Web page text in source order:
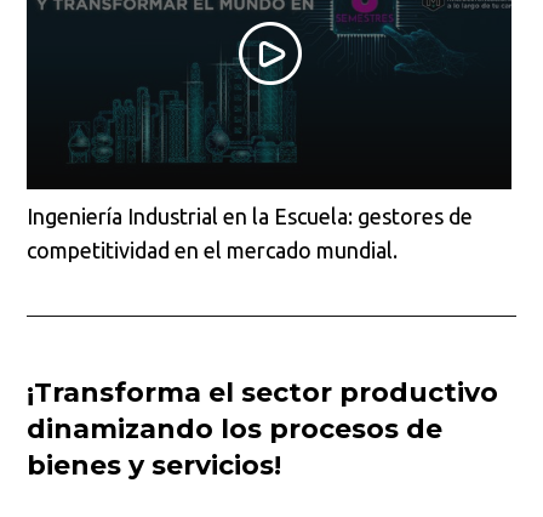
Ingeniería Industrial en la Escuela: gestores de
competitividad en el mercado mundial.
¡Transforma el sector productivo
dinamizando los procesos de
bienes y servicios!